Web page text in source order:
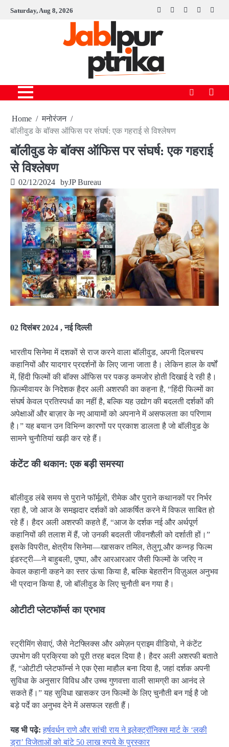
Saturday, Aug 8, 2026 Facebookinstagram
twitterlinkedin
Home
मनोरंजन
बॉलीवुड के बॉक्स ऑफिस पर संघर्ष: एक गहराई से विश्लेषण
बॉलीवुड के बॉक्स ऑफिस पर संघर्ष: एक गहराई
से विश्लेषण
02/12/2024 byJP Bureau
02 दिसंबर 2024 , नई दिल्ली
भारतीय सिनेमा में दशकों से राज करने वाला बॉलीवुड, अपनी दिलचस्प
कहानियों और यादगार प्रदर्शनों के लिए जाना जाता है। लेकिन हाल के वर्षों
में, हिंदी फिल्मों की बॉक्स ऑफिस पर पकड़ कमजोर होती दिखाई दे रही है।
फ़िल्मीवायर के निदेशक हैदर अली अशरफी का कहना है, “हिंदी फिल्मों का
संघर्ष केवल प्रतिस्पर्धा का नहीं है, बल्कि यह उद्योग की बदलती दर्शकों की
अपेक्षाओं और बाज़ार के नए आयामों को अपनाने में असफलता का परिणाम
है।” यह बयान उन विभिन्न कारणों पर प्रकाश डालता है जो बॉलीवुड के
सामने चुनौतियां खड़ी कर रहे हैं।
कंटेंट की थकान: एक बड़ी समस्या
बॉलीवुड लंबे समय से पुराने फॉर्मूलों, रीमेक और पुराने कथानकों पर निर्भर
रहा है, जो आज के समझदार दर्शकों को आकर्षित करने में विफल साबित हो
रहे हैं। हैदर अली अशरफी कहते हैं, “आज के दर्शक नई और अर्थपूर्ण
कहानियों की तलाश में हैं, जो उनकी बदलती जीवनशैली को दर्शाती हों।”
इसके विपरीत, क्षेत्रीय सिनेमा—खासकर तमिल, तेलुगू और कन्नड़ फिल्म
इंडस्ट्री—ने बाहुबली, पुष्पा, और आरआरआर जैसी फिल्मों के जरिए न
केवल कहानी कहने का स्तर ऊंचा किया है, बल्कि बेहतरीन विज़ुअल अनुभव
भी प्रदान किया है, जो बॉलीवुड के लिए चुनौती बन गया है।
ओटीटी प्लेटफॉर्म्स का प्रभाव
स्ट्रीमिंग सेवाएं, जैसे नेटफ्लिक्स और अमेज़न प्राइम वीडियो, ने कंटेंट
उपभोग की प्रक्रिया को पूरी तरह बदल दिया है। हैदर अली अशरफी बताते
हैं, “ओटीटी प्लेटफॉर्म्स ने एक ऐसा माहौल बना दिया है, जहां दर्शक अपनी
सुविधा के अनुसार विविध और उच्च गुणवत्ता वाली सामग्री का आनंद ले
सकते हैं।” यह सुविधा खासकर उन फिल्मों के लिए चुनौती बन गई है जो
बड़े पर्दे का अनुभव देने में असफल रहती हैं।
यह भी पढ़े: हर्षवर्धन राणे और सांची राय ने इलेक्ट्रॉनिक्स मार्ट के ‘लकी
ड्रा’ विजेताओं को बांटे 50 लाख रुपये के पुरस्कार